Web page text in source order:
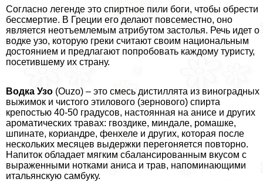
Согласно легенде это спиртное пили боги, чтобы обрести
бесcмepтие. В Греции его делают повсеместно, оно
является неотъемлемым атрибутом застолья. Речь идет о
водке узо, которую греки считают своим национальным
достоянием и предлагают попробовать каждому туристу,
посетившему их страну.
Водка Узо (Ouzo) – это смесь дистиллята из виноградных
выжимок и чистого этилового (зернового) спирта
крепостью 40-50 градусов, настоянная на анисе и других
ароматических травах: гвоздике, миндале, ромашке,
шпинате, кориандре, фенхеле и других, которая после
нескольких месяцев выдержки перегоняется повторно.
Напиток обладает мягким сбалансированным вкусом с
выраженными нотками аниса и трав, напоминающими
итальянскую самбуку.